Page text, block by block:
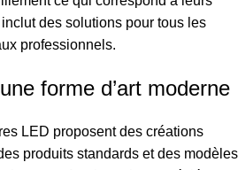
des solutions pour tous les
professionnels.
forme d’art moderne
LED proposent des créations
produits standards et des modèles